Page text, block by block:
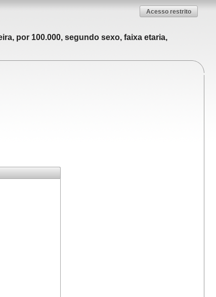
Acesso restrito
por 100.000, segundo sexo, faixa etaria,